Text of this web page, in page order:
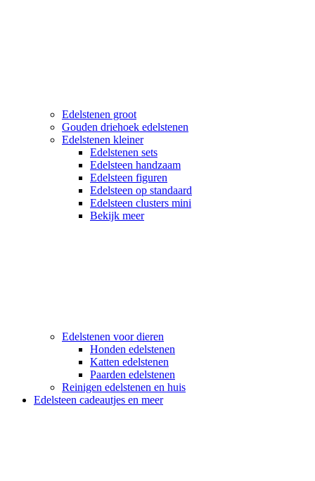
Edelstenen groot
Gouden driehoek edelstenen
Edelstenen kleiner
Edelstenen sets
Edelsteen handzaam
Edelsteen figuren
Edelsteen op standaard
Edelsteen clusters mini
Bekijk meer
Edelstenen voor dieren
Honden edelstenen
Katten edelstenen
Paarden edelstenen
Reinigen edelstenen en huis
Edelsteen cadeautjes en meer